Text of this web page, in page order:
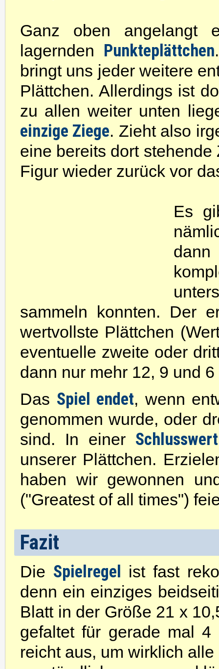
Ganz oben angelangt
lagernden Punkteplättchen
bringt uns jeder weitere
Plättchen. Allerdings ist
zu allen weiter unten
einzige Ziege. Zieht also
eine bereits dort
Figur wieder zurück vor
Es
sammeln konnten. Der
wertvollste Plättchen
eventuelle zweite oder
dann nur mehr 12, 9 und
Das Spiel endet, wenn
genommen wurde, oder
sind. In einer
unserer Plättchen.
haben wir gewonnen
("Greatest of all times")
Fazit
Die Spielregel ist fast
denn ein einziges
Blatt in der Größe 21 x
gefaltet für gerade mal 4
reicht aus, um wirklich